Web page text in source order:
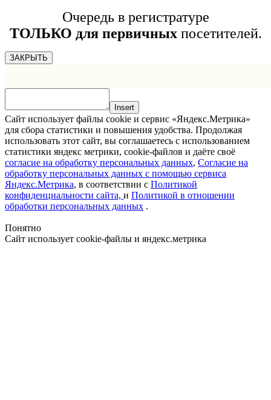
Очередь в регистратуре
ТОЛЬКО для первичныхпосетителей.
ЗАКРЫТЬ
Insert
Сайт использует файлы cookie и сервис «Яндекс.Метрика»
для сбора статистики и повышения удобства. Продолжая
использовать этот сайт, вы соглашаетесь с использованием
статистики яндекс метрики, cookie-файлов и даёте своё
согласие на обработку персональных данных, Согласие на
обработку персональных данных с помощью сервиса
Яндекс.Метрика, в соответствии с Политикой
конфиденциальности сайта, и Политикой в отношении
обработки персональных данных .
Понятно
Сайт использует cookie-файлы и яндекс.метрика